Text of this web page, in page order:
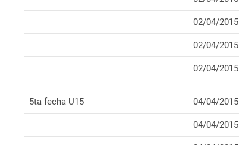
02/04/2015
02/04/2015
02/04/2015
5ta fecha U15 04/04/2015
04/04/2015